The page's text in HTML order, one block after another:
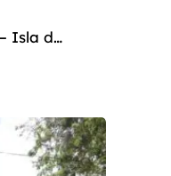
Isla de
y